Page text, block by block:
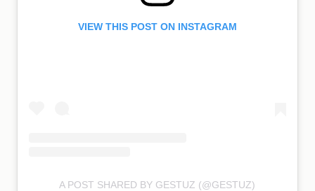
VIEW THIS POST ON INSTAGRAM
A POST SHARED BY GESTUZ (@GESTUZ)